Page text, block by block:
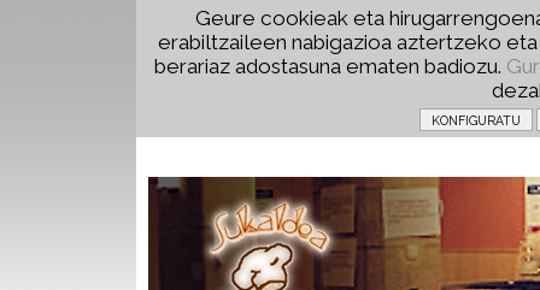
Geure cookieak eta
erabiltzaileen nabigazioa aztertzeko
berariaz adostasuna ematen badiozu.